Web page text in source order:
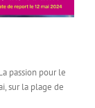
passion pour le
sur la plage de